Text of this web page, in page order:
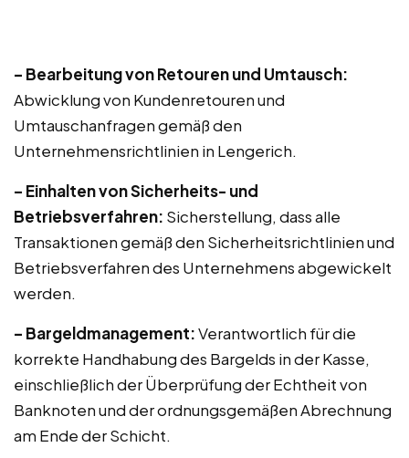
– Bearbeitung von Retouren und Umtausch:
Abwicklung von Kundenretouren und
Umtauschanfragen gemäß den
Unternehmensrichtlinien in Lengerich.
– Einhalten von Sicherheits- und
Betriebsverfahren: Sicherstellung, dass alle
Transaktionen gemäß den Sicherheitsrichtlinien und
Betriebsverfahren des Unternehmens abgewickelt
werden.
– Bargeldmanagement:Verantwortlich für die
korrekte Handhabung des Bargelds in der Kasse,
einschließlich der Überprüfung der Echtheit von
Banknoten und der ordnungsgemäßen Abrechnung
am Ende der Schicht.